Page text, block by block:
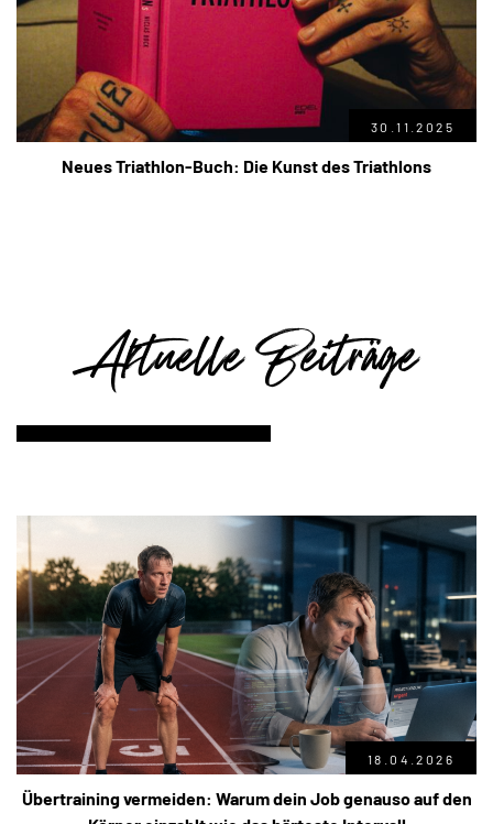
30.11.2025
Neues Triathlon-Buch: Die Kunst des Triathlons
Aktuelle Beiträge
18.04.2026
Übertraining vermeiden: Warum dein Job genauso auf den